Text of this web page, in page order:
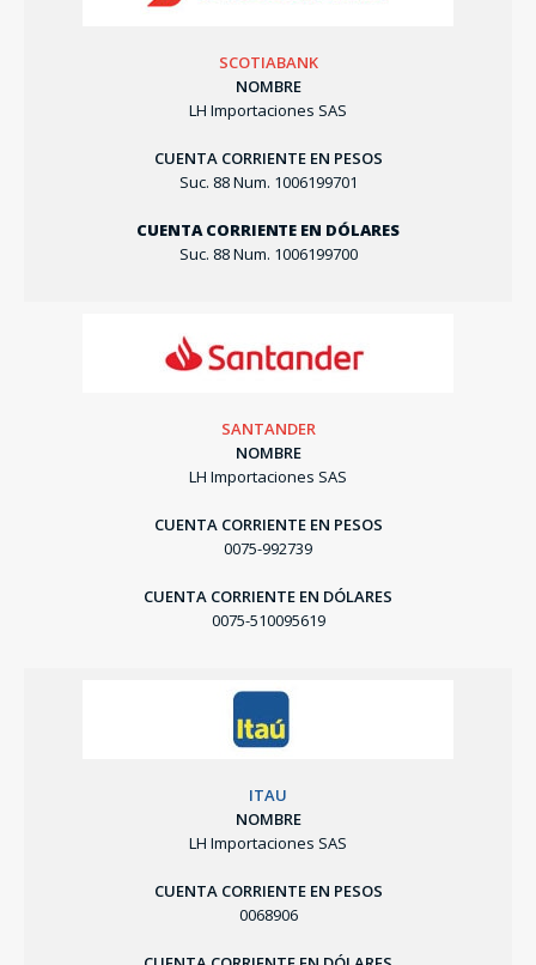
SCOTIABANK
NOMBRE
LH Importaciones SAS
CUENTA CORRIENTE EN PESOS
Suc. 88 Num. 1006199701
CUENTA CORRIENTE EN DÓLARES
Suc. 88 Num. 1006199700
SANTANDER
NOMBRE
LH Importaciones SAS
CUENTA CORRIENTE EN PESOS
0075-992739
CUENTA CORRIENTE EN DÓLARES
0075-510095619
ITAU
NOMBRE
LH Importaciones SAS
CUENTA CORRIENTE EN PESOS
0068906